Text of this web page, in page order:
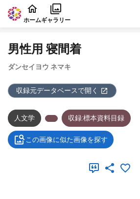
本文に飛ぶ
ホームギャラリー
男性用 寝間着
ダンセイヨウ ネマキ
収録元データベースで開く
人文学 収録:標本資料目録
この画像に似た画像を探す